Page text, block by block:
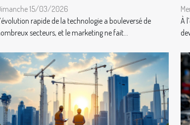
15/03/2026
rapide de la technologie a bouleversé de
secteurs, et le marketing ne fait...
À